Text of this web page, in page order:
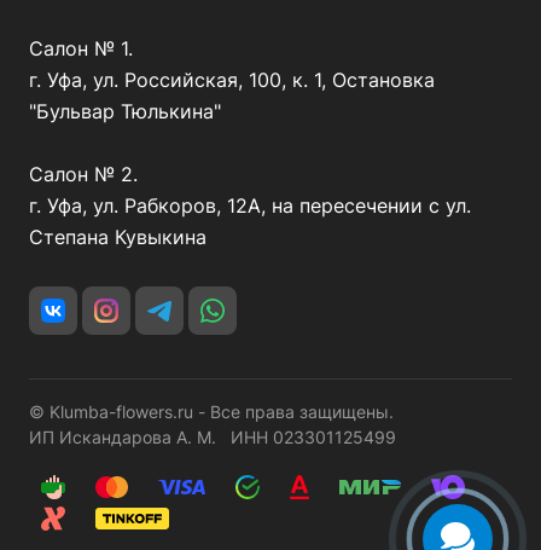
Салон № 1.
г. Уфа, ул. Российская, 100, к. 1, Остановка
"Бульвар Тюлькина"
Салон № 2.
г. Уфа, ул. Рабкоров, 12А, на пересечении с ул.
Степана Кувыкина
© Klumba-flowers.ru - Все права защищены.
ИП Искандарова А. М. ИНН 023301125499